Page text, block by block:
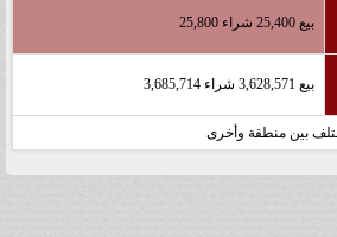
بيع 25,400 شراء 25,800
بيع 3,628,571 شراء 3,685,714
بين منطقة وأخرى